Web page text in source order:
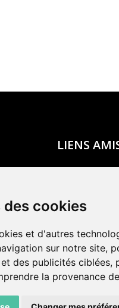
cookies
et d'autres
sur notre site,
des publicités ciblées,
la provenance
LIENS